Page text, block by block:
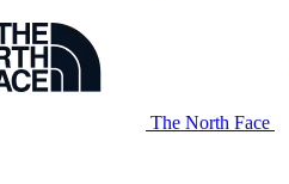
The North Face